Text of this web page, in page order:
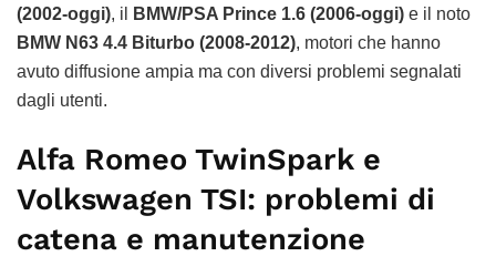
(2002-oggi), il BMW/PSA Prince 1.6 (2006-oggi) e il noto
BMW N63 4.4 Biturbo (2008-2012), motori che hanno
avuto diffusione ampia ma con diversi problemi segnalati
dagli utenti.
Alfa Romeo TwinSpark e
Volkswagen TSI: problemi di
catena e manutenzione